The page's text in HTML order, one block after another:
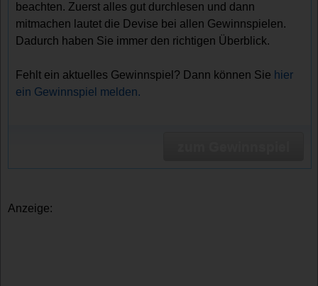
beachten. Zuerst alles gut durchlesen und dann
mitmachen lautet die Devise bei allen Gewinnspielen.
Dadurch haben Sie immer den richtigen Überblick.
Fehlt ein aktuelles Gewinnspiel? Dann können Sie hier
ein Gewinnspiel melden.
Anzeige: